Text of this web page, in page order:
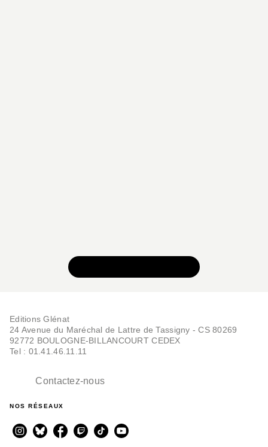
Editions Glénat
24 Avenue du Maréchal de Lattre de Tassigny - CS 80269
92772 BOULOGNE-BILLANCOURT CEDEX
Tel : 01.41.46.11.11
Contactez-nous
NOS RÉSEAUX